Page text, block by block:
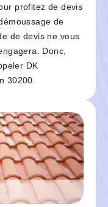
profitez de devis
de
de devis ne vous
Donc,
DK
30200.